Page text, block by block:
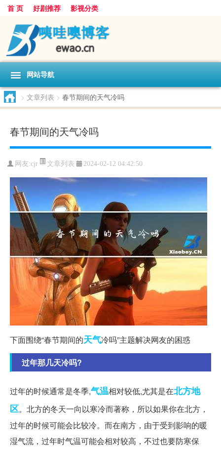
首 页 好剧推荐 影视分类
网站导航
> 文章列表 > 春节期间的天气冷吗
春节期间的天气冷吗
网友:cjr 文章列表 2024-02-12 04:42:50
下面围绕“春节期间的天气冷吗”主题解决网友的困惑
过年那几天冷吗?
过年的时候通常是冬季,气温相对较低,尤其是在北方地
区。北方的冬天一向以寒冷而著称，所以如果你在北方，
过年的时候可能会比较冷。而在南方，由于受到影响的暖
湿气流，过年时气温可能会相对较高，不过也要防寒保